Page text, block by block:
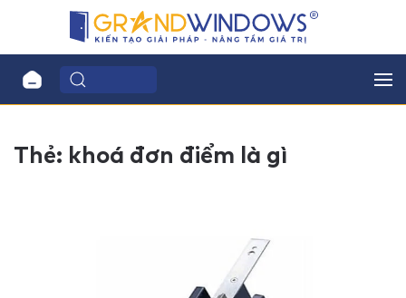
Thẻ: khoá đơn điểm là gì